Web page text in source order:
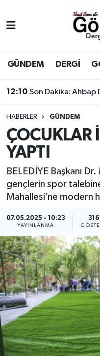
GÜNDEM DERGİ
12:10 Son Dakika: Ahbap
HABERLER GÜNDEM
ÇOCUKLAR
YAPTI
BELEDİYE Başkanı
gençlerin spor talebine
Mahallesi’ne modern
07.05.2025 - 10:23
YAYINLANMA
3161
BİLİM
DERGİ
DÜNYA
EĞİTİM
GÖKTÜRK
KEMERBURGAZ
KÜLTÜR - SANAT
MAGAZİN
ÖZEL HABER
SAĞLIK
Eyüpsultan Hava
Eyüpsultan Trafik
Süper Lig Puan
Tüm Manşetler
Son Dakika